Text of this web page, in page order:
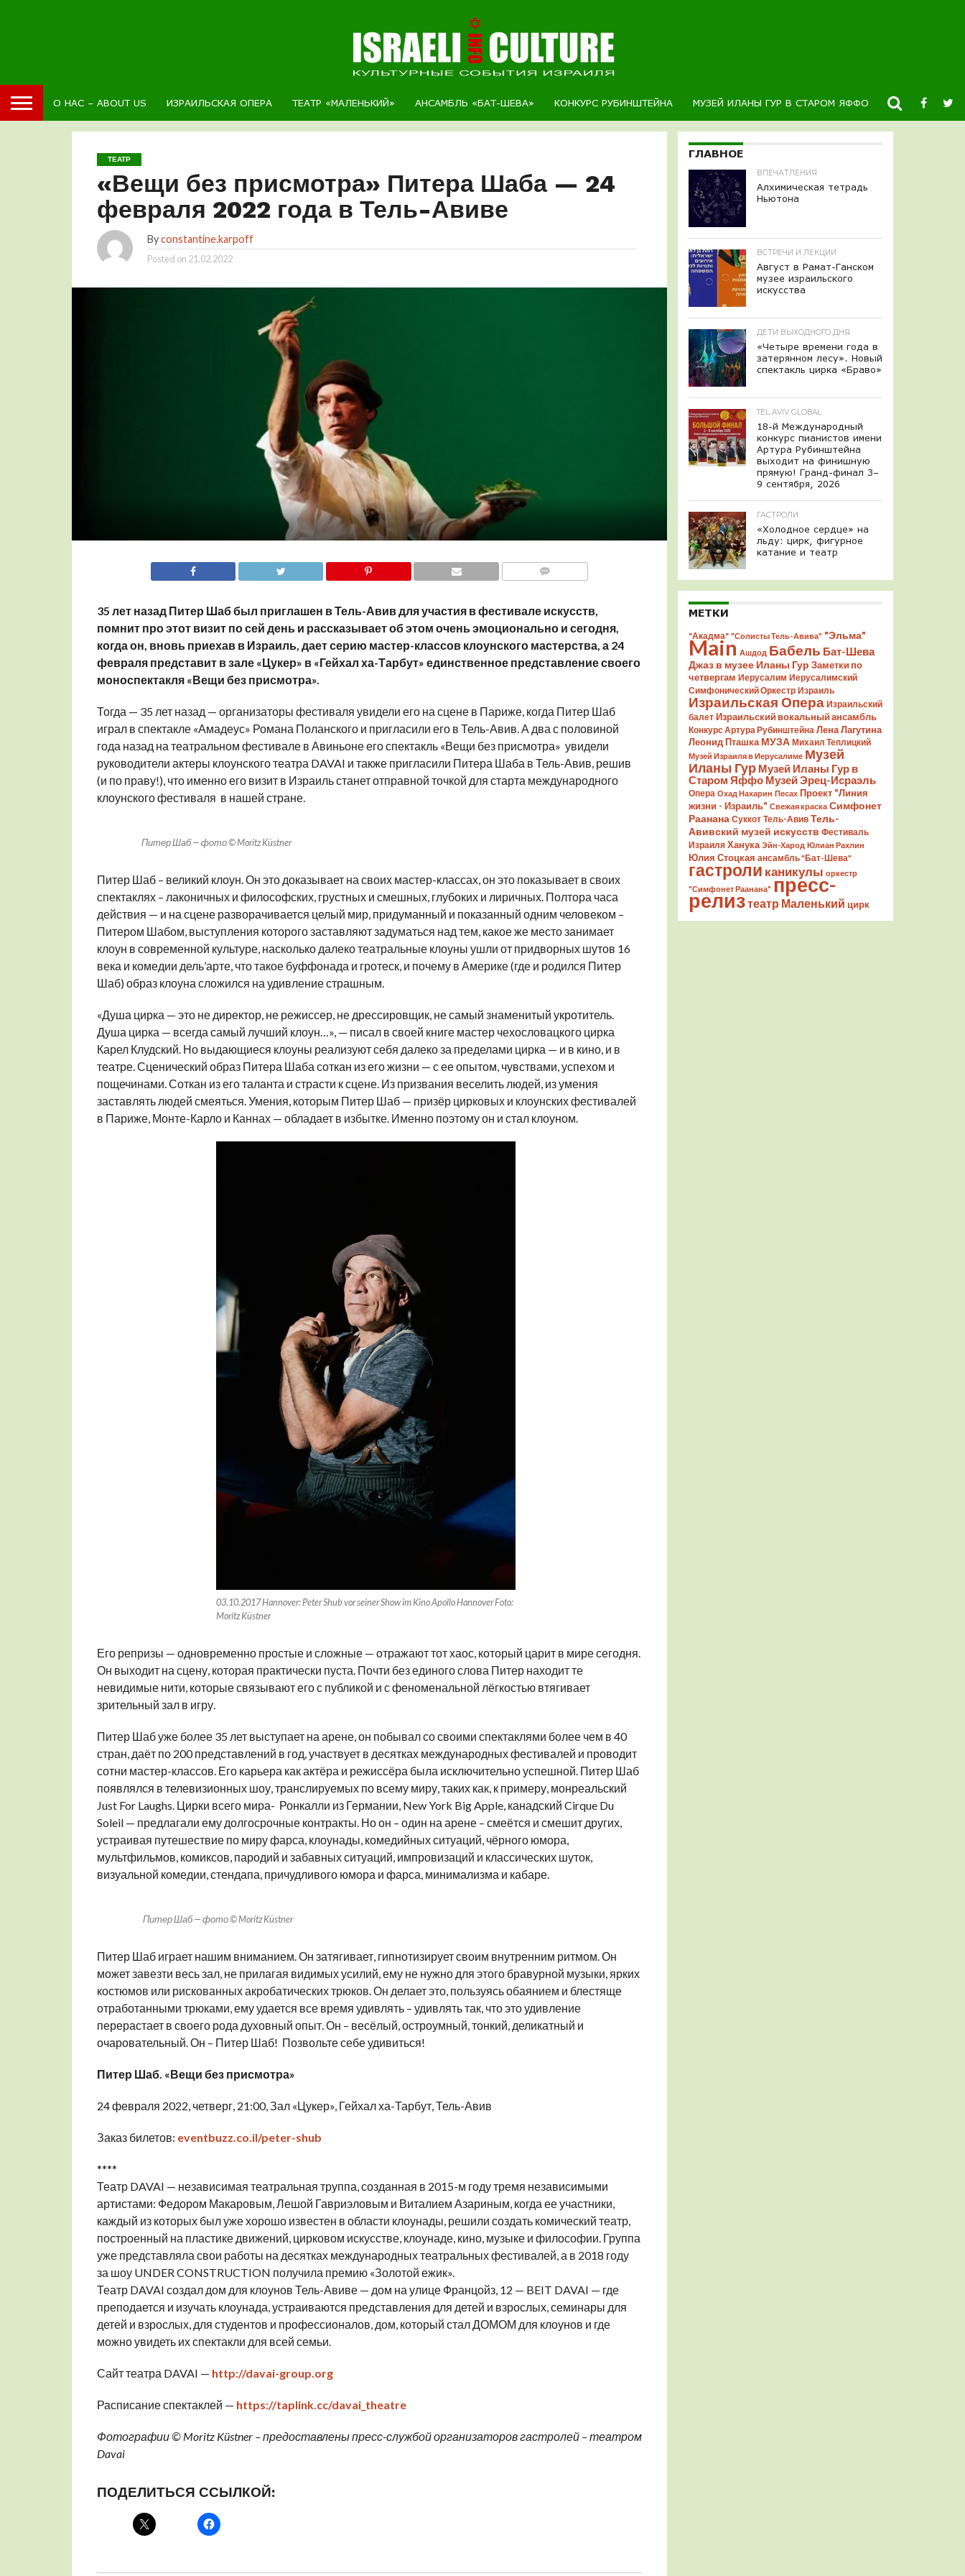
О НАС – ABOUT US ИЗРАИЛЬСКАЯ ОПЕРА ТЕАТР «МАЛЕНЬКИЙ» АНСАМБЛЬ «БАТ-ШЕВА» КОНКУРС РУБИНШТЕЙНА МУЗЕЙ ИЛАНЫ ГУР В СТАРОМ ЯФФО НОВОСТИ
ТЕАТР
«Вещи без присмотра» Питера Шаба — 24
февраля 2022 года в Тель-Авиве
Byconstantine.karpoff
Posted on 21.02.2022
35 лет назад Питер Шаб был приглашен в Тель-Авив для участия в фестивале искусств,
помнит про этот визит по сей день и рассказывает об этом очень эмоционально и сегодня,
когда он, вновь приехав в Израиль, дает серию мастер-классов клоунского мастерства, а 24
февраля представит в зале «Цукер» в «Гейхал ха-Тарбут» единственное представление своего
моноспектакля «Вещи без присмотра».
Тогда — 35 лет назад — организаторы фестиваля увидели его на сцене в Париже, когда Питер Шаб
играл в спектакле «Амадеус» Романа Поланского и пригласили его в Тель-Авив. А два с половиной
года назад на театральном фестивале в Авиньоне его спектакль «Вещи без присмотра» увидели
руководители актеры клоунского театра DAVAI и также пригласили Питера Шаба в Тель-Авив, решив
(и по праву!), что именно его визит в Израиль станет отправной точкой для старта международного
клоунского фестиваля в нашей стране.
Питер Шаб — фото © Moritz Küstner
Питер Шаб – великий клоун. Он это доказывает на своих мастер-классах, он это показывает в своих
спектаклях – лаконичных и философских, грустных и смешных, глубоких и лиричных. Полтора часа
действия — и на сцене разворачивается целый мир, придуманный и показанный одним человеком –
Питером Шабом, выступления которого заставляют задуматься над тем, какое же место занимает
клоун в современной культуре, насколько далеко театральные клоуны ушли от придворных шутов 16
века и комедии дель’арте, что такое буффонада и гротеск, и почему в Америке (где и родился Питер
Шаб) образ клоуна сложился на удивление страшным.
«Душа цирка — это не директор, не режиссер, не дрессировщик, не самый знаменитый укротитель.
Душа цирка — всегда самый лучший клоун…», — писал в своей книге мастер чехословацкого цирка
Карел Клудский. Но выдающиеся клоуны реализуют себя далеко за пределами цирка — и в кино, и в
театре. Сценический образ Питера Шаба соткан из его жизни — с ее опытом, чувствами, успехом и
пощечинами. Соткан из его таланта и страсти к сцене. Из призвания веселить людей, из умения
заставлять людей смеяться. Умения, которым Питер Шаб — призёр цирковых и клоунских фестивалей
в Париже, Монте-Карло и Каннах — обладает в избытке. Именно поэтому он и стал клоуном.
03.10.2017 Hannover: Peter Shub vor seiner Show im Kino Apollo Hannover Foto:
Moritz Küstner
Его репризы — одновременно простые и сложные — отражают тот хаос, который царит в мире сегодня.
Он выходит на сцену, которая практически пуста. Почти без единого слова Питер находит те
невидимые нити, которые связывают его с публикой и с феноменальной лёгкостью втягивает
зрительный зал в игру.
Питер Шаб уже более 35 лет выступает на арене, он побывал со своими спектаклями более чем в 40
стран, даёт по 200 представлений в год, участвует в десятках международных фестивалей и проводит
сотни мастер-классов. Его карьера как актёра и режиссёра была исключительно успешной. Питер Шаб
появлялся в телевизионных шоу, транслируемых по всему миру, таких как, к примеру, монреальский
Just For Laughs. Цирки всего мира- Ронкалли из Германии, New York Big Apple, канадский Cirque Du
Soleil — предлагали ему долгосрочные контракты. Но он – один на арене – смеётся и смешит других,
устраивая путешествие по миру фарса, клоунады, комедийных ситуаций, чёрного юмора,
мультфильмов, комиксов, пародий и забавных ситуаций, импровизаций и классических шуток,
визуальной комедии, стендапа, причудливого юмора и фарса, минимализма и кабаре.
Питер Шаб — фото © Moritz Küstner
Питер Шаб играет нашим вниманием. Он затягивает, гипнотизирует своим внутренним ритмом. Он
может завезти весь зал, не прилагая видимых усилий, ему не нужно для этого бравурной музыки, ярких
костюмов или рискованных акробатических трюков. Он делает это, пользуясь обаянием и блестяще
отработанными трюками, ему удается все время удивлять – удивлять так, что это удивление
перерастает в своего рода духовный опыт. Он – весёлый, остроумный, тонкий, деликатный и
очаровательный. Он – Питер Шаб! Позвольте себе удивиться!
Питер Шаб. «Вещи без присмотра»
24 февраля 2022, четверг, 21:00, Зал «Цукер», Гейхал ха-Тарбут, Тель-Авив
Заказ билетов: eventbuzz.co.il/peter-shub
****
Театр DAVAI — независимая театральная труппа, созданная в 2015-м году тремя независимыми
артистами: Федором Макаровым, Лешой Гавриэловым и Виталием Азариным, когда ее участники,
каждый из которых был уже хорошо известен в области клоунады, решили создать комический театр,
построенный на пластике движений, цирковом искусстве, клоунаде, кино, музыке и философии. Группа
уже представляла свои работы на десятках международных театральных фестивалей, а в 2018 году
за шоу UNDER CONSTRUCTION получила премию «Золотой ежик».
Театр DAVAI создал дом для клоунов Тель-Авиве — дом на улице Францойз, 12 — BEIT DAVAI — где
преподается и изучать клоунада, устраиваются представления для детей и взрослых, семинары для
детей и взрослых, для студентов и профессионалов, дом, который стал ДОМОМ для клоунов и где
можно увидеть их спектакли для всей семьи.
Сайт театра DAVAI — http://davai-group.org
Расписание спектаклей — https://taplink.cc/davai_theatre
Фотографии © Moritz Küstner – предоставлены пресс-службой организаторов гастролей – театром
Davai
ПОДЕЛИТЬСЯ ССЫЛКОЙ:
ГЛАВНОЕ
ВПЕЧАТЛЕНИЯ
Алхимическая тетрадь
Ньютона
ВСТРЕЧИ И ЛЕКЦИИ
Август в Рамат-Ганском
музее израильского
искусства
ДЕТИ ВЫХОДНОГО ДНЯ
«Четыре времени года в
затерянном лесу». Новый
спектакль цирка «Браво»
TEL AVIV GLOBAL
18-й Международный
конкурс пианистов имени
Артура Рубинштейна
выходит на финишную
прямую! Гранд-финал 3–
9 сентября, 2026
ГАСТРОЛИ
«Холодное сердце» на
льду: цирк, фигурное
катание и театр
МЕТКИ
"Акадма" "Солисты Тель-Авива" "Эльма"
Main Ашдод Бабель Бат-Шева
Джаз в музее Иланы Гур Заметки по
четвергам Иерусалим Иерусалимский
Симфонический Оркестр Израиль
Израильская Опера Израильский
балет Израильский вокальный ансамбль
Конкурс Артура Рубинштейна Лена Лагутина
Леонид Пташка МУЗА Михаил Теплицкий
Музей Израиля в Иерусалиме Музей
Иланы Гур Музей Иланы Гур в
Старом Яффо Музей Эрец-Исраэль
Опера Охад Нахарин Песах Проект "Линия
жизни - Израиль" Свежая краска Симфонет
Раанана Суккот Тель-Авив Тель-
Авивский музей искусств Фестиваль
Израиля Ханука Эйн-Харод Юлиан Рахлин
Юлия Стоцкая ансамбль "Бат-Шева"
гастроли каникулы оркестр
"Симфонет Раанана" пресс-
релизтеатр Маленький цирк